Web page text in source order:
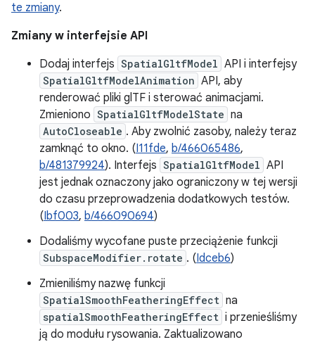
te zmiany.
Zmiany w interfejsie API
Dodaj interfejs SpatialGltfModel API i interfejsy
SpatialGltfModelAnimation API, aby
renderować pliki glTF i sterować animacjami.
Zmieniono SpatialGltfModelState na
AutoCloseable . Aby zwolnić zasoby, należy teraz
zamknąć to okno. (I11fde, b/466065486,
b/481379924). Interfejs SpatialGltfModel API
jest jednak oznaczony jako ograniczony w tej wersji
do czasu przeprowadzenia dodatkowych testów.
(Ibf003, b/466090694)
Dodaliśmy wycofane puste przeciążenie funkcji
SubspaceModifier.rotate . (Idceb6)
Zmieniliśmy nazwę funkcji
SpatialSmoothFeatheringEffect na
spatialSmoothFeatheringEffect i przenieśliśmy
ją do modułu rysowania. Zaktualizowano